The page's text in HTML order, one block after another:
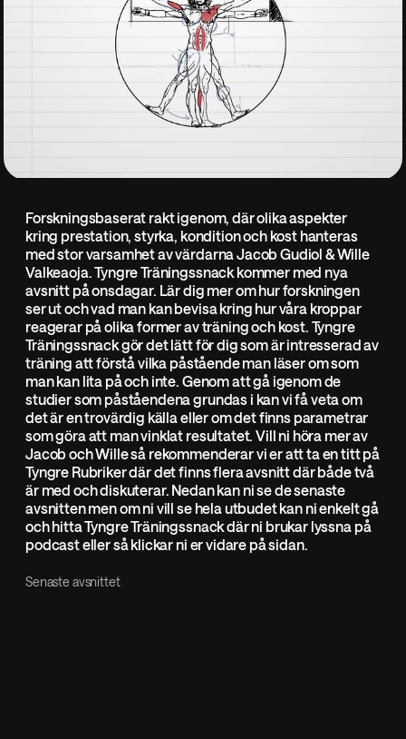
Forskningsbaserat rakt igenom, där olika aspekter
kring prestation, styrka, kondition och kost hanteras
med stor varsamhet av värdarna Jacob Gudiol & Wille
Valkeaoja. Tyngre Träningssnack kommer med nya
avsnitt på onsdagar. Lär dig mer om hur forskningen
ser ut och vad man kan bevisa kring hur våra kroppar
reagerar på olika former av träning och kost. Tyngre
Träningssnack gör det lätt för dig som är intresserad av
träning att förstå vilka påstående man läser om som
man kan lita på och inte. Genom att gå igenom de
studier som påståendena grundas i kan vi få veta om
det är en trovärdig källa eller om det finns parametrar
som göra att man vinklat resultatet. Vill ni höra mer av
Jacob och Wille så rekommenderar vi er att ta en titt på
Tyngre Rubriker där det finns flera avsnitt där både två
är med och diskuterar. Nedan kan ni se de senaste
avsnitten men om ni vill se hela utbudet kan ni enkelt gå
och hitta Tyngre Träningssnack där ni brukar lyssna på
podcast eller så klickar ni er vidare på sidan.
Senaste avsnittet